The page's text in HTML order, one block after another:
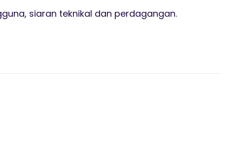
siaran teknikal dan perdagangan.